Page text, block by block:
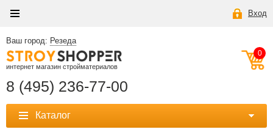
Вход
Ваш город: Резеда
интернет магазин стройматериалов
8 (495) 236-77-00
0
Каталог